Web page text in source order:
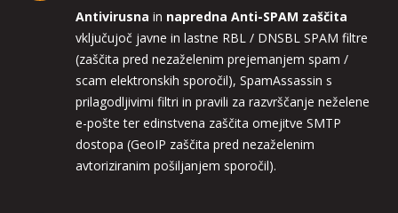
Antivirusna in napredna Anti-SPAM zaščita
vključujoč javne in lastne RBL / DNSBL SPAM filtre
(zaščita pred nezaželenim prejemanjem spam /
scam elektronskih sporočil), SpamAssassin s
prilagodljivimi filtri in pravili za razvrščanje neželene
e-pošte ter edinstvena zaščita omejitve SMTP
dostopa (GeoIP zaščita pred nezaželenim
avtoriziranim pošiljanjem sporočil).